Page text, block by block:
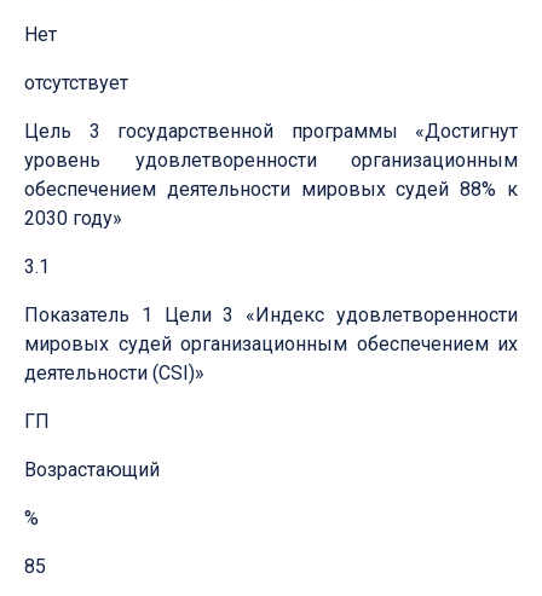
Нет
отсутствует
Цель 3 государственной программы «Достигнут
уровень удовлетворенности организационным
обеспечением деятельности мировых судей 88% к
2030 году»
3.1
Показатель 1 Цели 3 «Индекс удовлетворенности
мировых судей организационным обеспечением их
деятельности (CSI)»
ГП
Возрастающий
%
85